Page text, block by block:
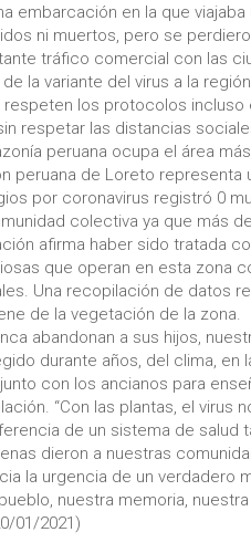
embarcación en la que
ni muertos, pero se
tráfico comercial con las
la variante del virus a la
los protocolos
respetar las distancias
peruana ocupa el área
peruana de Loreto
por coronavirus registró 0
colectiva ya que más
afirma haber sido tratada
que operan en esta zona
Una recopilación de datos
de la vegetación de la zona.
abandonan a sus hijos,
durante años, del clima,
con los ancianos para
“Con las plantas, el
de un sistema de
dieron a nuestras
la urgencia de un verdadero
nuestra memoria,
01/2021)